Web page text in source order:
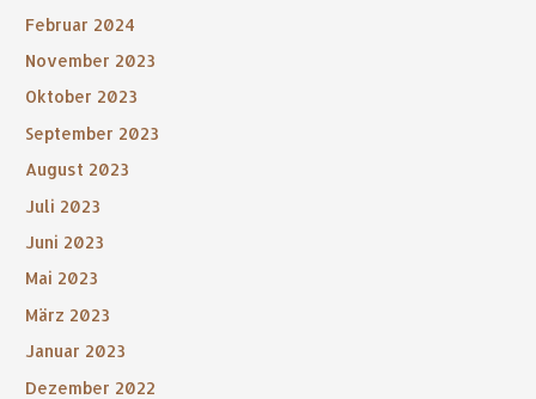
Februar 2024
November 2023
Oktober 2023
September 2023
August 2023
Juli 2023
Juni 2023
Mai 2023
März 2023
Januar 2023
Dezember 2022